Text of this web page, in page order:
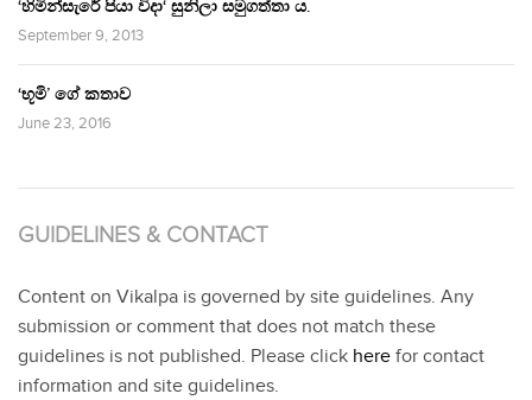
‘හිමින්සැරේ පියා විදා‘ සුනිලා සමුගත්තා ය.
September 9, 2013
‘භූමි’ ගේ කතාව
June 23, 2016
GUIDELINES & CONTACT
Content on Vikalpa is governed by site guidelines. Any
submission or comment that does not match these
guidelines is not published. Please click here for contact
information and site guidelines.